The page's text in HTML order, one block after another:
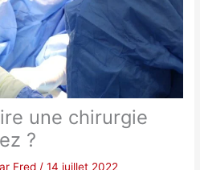
une chirurgie
?
Fred /14 juillet 2022